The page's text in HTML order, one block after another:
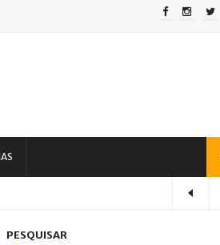
PESQUISAR